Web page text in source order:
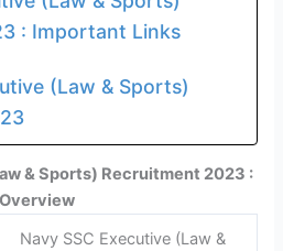
: Important Links
(Law & Sports)
& Sports) Recruitment 2023 :
Overview
Navy SSC Executive (Law &